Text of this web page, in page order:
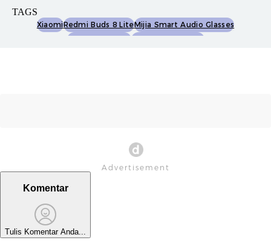
TAGS
XiaomiRedmi Buds 8 LiteMijia Smart Audio Glasses
Komentar
Tulis Komentar Anda...